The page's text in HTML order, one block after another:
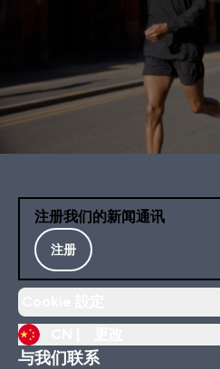
注册我们的新闻通讯
注册
与我们联系